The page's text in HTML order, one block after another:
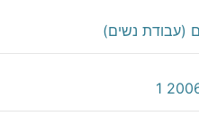
(עבודת נשים)